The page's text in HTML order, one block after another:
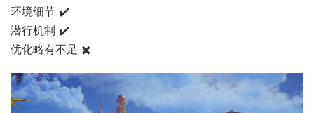
环境细节 ✔️
潜行机制 ✔️
优化略有不足 ✖️